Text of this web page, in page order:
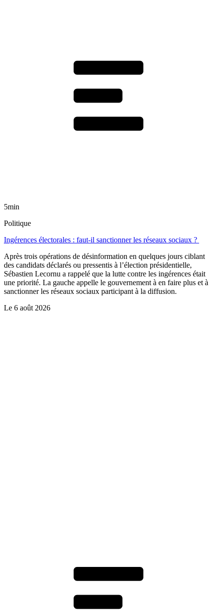
5min
Politique
Ingérences électorales : faut-il sanctionner les réseaux sociaux ?
Après trois opérations de désinformation en quelques jours ciblant
des candidats déclarés ou pressentis à l’élection présidentielle,
Sébastien Lecornu a rappelé que la lutte contre les ingérences était
une priorité. La gauche appelle le gouvernement à en faire plus et à
sanctionner les réseaux sociaux participant à la diffusion.
Le 6 août 2026